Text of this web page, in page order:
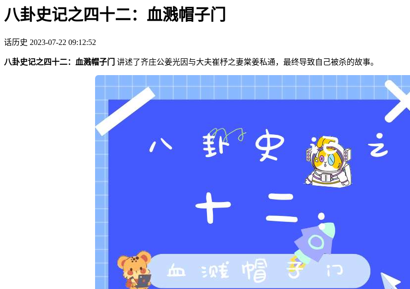
八卦史记之四十二：血溅帽子门
话历史 2023-07-22 09:12:52
八卦史记之四十二：血溅帽子门 讲述了齐庄公姜光因与大夫崔杼之妻棠姜私通，最终导致自己被杀的故事。